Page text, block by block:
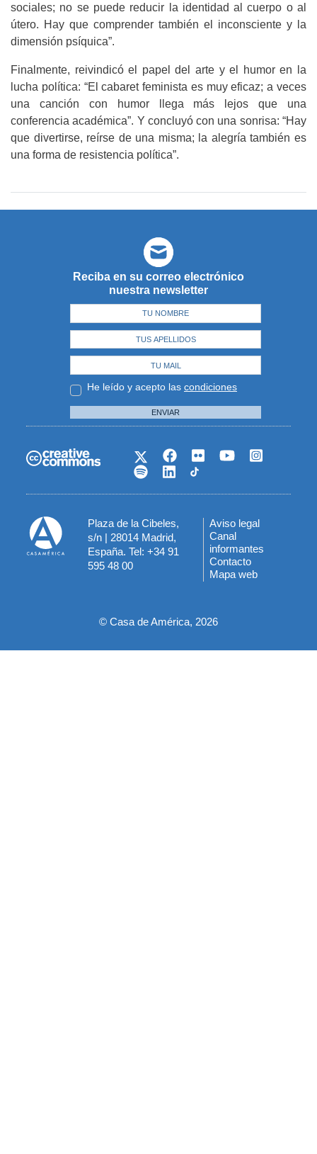
sociales; no se puede reducir la identidad al cuerpo o al
útero. Hay que comprender también el inconsciente y la
dimensión psíquica”.
Finalmente, reivindicó el papel del arte y el humor en la
lucha política: “El cabaret feminista es muy eficaz; a veces
una canción con humor llega más lejos que una
conferencia académica”. Y concluyó con una sonrisa: “Hay
que divertirse, reírse de una misma; la alegría también es
una forma de resistencia política”.
Reciba en su correo electrónico
nuestra newsletter
He leído y acepto las condiciones
ENVIAR
Plaza de la Cibeles,
s/n | 28014 Madrid,
España. Tel: +34 91
595 48 00
Menú
del
pie
Aviso legal
Canal
informantes
Contacto
Mapa web
© Casa de América, 2026